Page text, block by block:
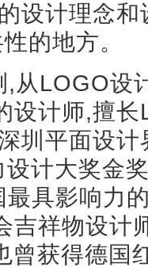
设计理念
的地方。
,从LOGO设
设计师,擅
圳平面设
计大奖金
最具影响力
吉祥物设计
曾获得德国